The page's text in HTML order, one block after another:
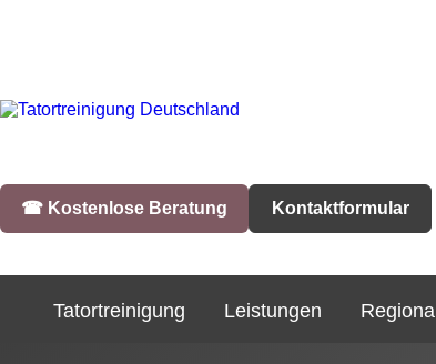
☎︎ Kostenlose Beratung Kontaktformular
Tatortreinigung Leistungen Regional